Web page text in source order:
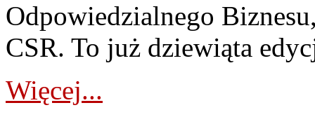
Odpowiedzialnego
CSR. To już dziewiąta
Więcej...